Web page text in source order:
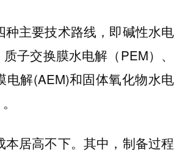
种主要技术路线，即碱性水电
子交换膜水电解（PEM）、
电解(AEM)和固体氧化物水电
本居高不下。其中，制备过程